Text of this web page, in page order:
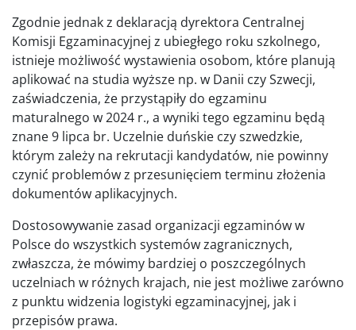
Zgodnie jednak z deklaracją dyrektora Centralnej
Komisji Egzaminacyjnej z ubiegłego roku szkolnego,
istnieje możliwość wystawienia osobom, które planują
aplikować na studia wyższe np. w Danii czy Szwecji,
zaświadczenia, że przystąpiły do egzaminu
maturalnego w 2024 r., a wyniki tego egzaminu będą
znane 9 lipca br. Uczelnie duńskie czy szwedzkie,
którym zależy na rekrutacji kandydatów, nie powinny
czynić problemów z przesunięciem terminu złożenia
dokumentów aplikacyjnych.
Dostosowywanie zasad organizacji egzaminów w
Polsce do wszystkich systemów zagranicznych,
zwłaszcza, że mówimy bardziej o poszczególnych
uczelniach w różnych krajach, nie jest możliwe zarówno
z punktu widzenia logistyki egzaminacyjnej, jak i
przepisów prawa.